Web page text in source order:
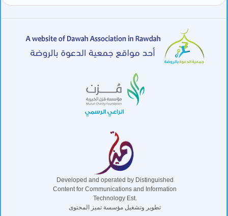
Developed and operated by Distinguished
Content for Communications and Information
Technology Est.
تطوير وتشغيل مؤسسة تميز المحتوى